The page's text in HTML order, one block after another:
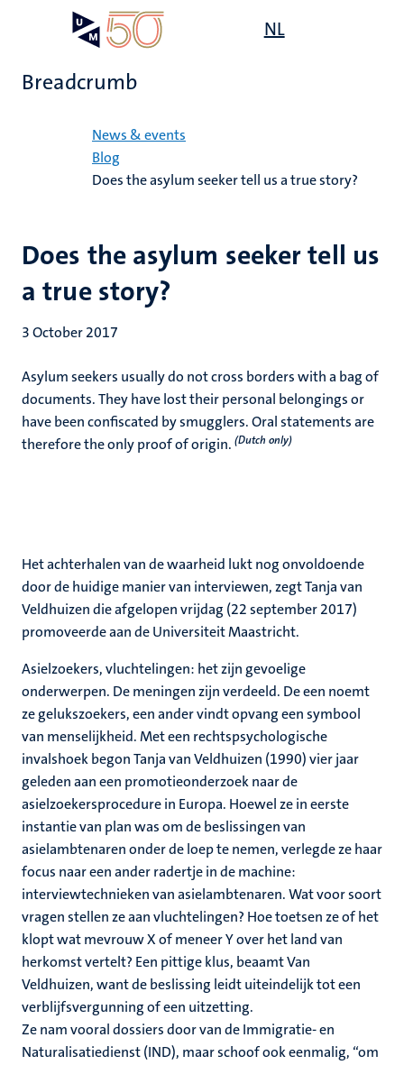
content
NL
Breadcrumb
News & events
Blog
Does the asylum seeker tell us a true story?
Does the asylum seeker tell us
a true story?
3 October 2017
Asylum seekers usually do not cross borders with a bag of
documents. They have lost their personal belongings or
have been confiscated by smugglers. Oral statements are
therefore the only proof of origin. (Dutch only)
Het achterhalen van de waarheid lukt nog onvoldoende
door de huidige manier van interviewen, zegt Tanja van
Veldhuizen die afgelopen vrijdag (22 september 2017)
promoveerde aan de Universiteit Maastricht.
Asielzoekers, vluchtelingen: het zijn gevoelige
onderwerpen. De meningen zijn verdeeld. De een noemt
ze gelukszoekers, een ander vindt opvang een symbool
van menselijkheid. Met een rechtspsychologische
invalshoek begon Tanja van Veldhuizen (1990) vier jaar
geleden aan een promotieonderzoek naar de
asielzoekersprocedure in Europa. Hoewel ze in eerste
instantie van plan was om de beslissingen van
asielambtenaren onder de loep te nemen, verlegde ze haar
focus naar een ander radertje in de machine:
interviewtechnieken van asielambtenaren. Wat voor soort
vragen stellen ze aan vluchtelingen? Hoe toetsen ze of het
klopt wat mevrouw X of meneer Y over het land van
herkomst vertelt? Een pittige klus, beaamt Van
Veldhuizen, want de beslissing leidt uiteindelijk tot een
verblijfsvergunning of een uitzetting.
Ze nam vooral dossiers door van de Immigratie- en
Naturalisatiedienst (IND), maar schoof ook eenmalig, “om